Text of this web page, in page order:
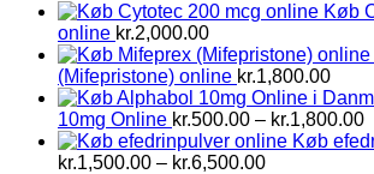
Køb
online kr.2,000.00
(Mifepristone) online kr.1,800.00
10mg Online kr.500.00 – kr.1,800.00
Køb
kr.1,500.00 – kr.6,500.00Prisinterval: